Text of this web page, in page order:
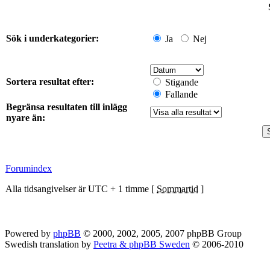
Sök i underkategorier: Ja Nej
Sortera resultat efter:
Stigande
Fallande
Begränsa resultaten till inlägg
nyare än:
Forumindex
Alla tidsangivelser är UTC + 1 timme [ Sommartid ]
Powered by phpBB © 2000, 2002, 2005, 2007 phpBB Group
Swedish translation by Peetra & phpBB Sweden © 2006-2010